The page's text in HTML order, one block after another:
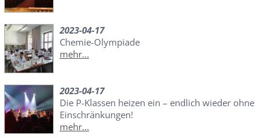
2023-04-17
Chemie-Olympiade
mehr...
2023-04-17
Die P-Klassen heizen ein – endlich wieder ohne
Einschränkungen!
mehr...